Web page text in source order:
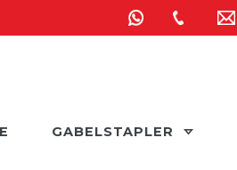
GABELSTAPLER